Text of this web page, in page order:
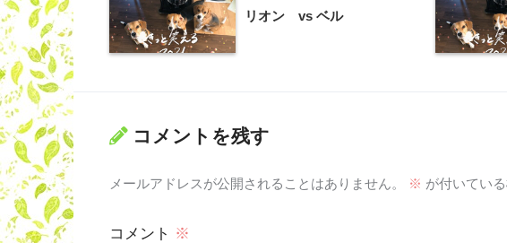
リオン vs ベル
コメントを残す
メールアドレスが公開されることはありません。 ※ が付いてい
コメント ※